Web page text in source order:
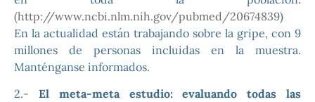
(http://www.ncbi.nlm.nih.gov/pubmed/20674839)
En la actualidad están trabajando sobre la gripe, con 9
millones de personas incluidas en la muestra.
Manténganse informados.
2.- El meta-meta estudio: evaluando todas las